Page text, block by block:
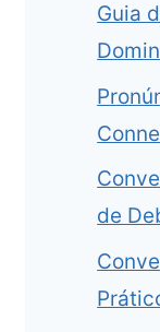
Guia
de